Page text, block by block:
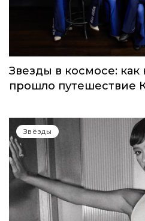
Звезды в космосе:
прошло путешествие
Звёзды